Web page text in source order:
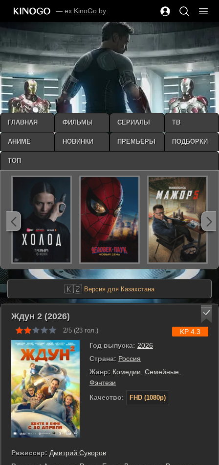
— ex KinoGo.by
🇰🇿 Версия для Казахстана
Ждун 2 (2026)
2/5 (23 гол.)
Год выпуска: 2026
Страна: Россия
Жанр: Комедии Семейные
Фэнтези
Качество:
FHD (1080p)
KP 4.3
Режиссер: Дмитрий Суворов
ГЛАВНАЯ ФИЛЬМЫ СЕРИАЛЫ ТВ
АНИМЕ НОВИНКИ ПРЕМЬЕРЫ ПОДБОРКИ
ТОП